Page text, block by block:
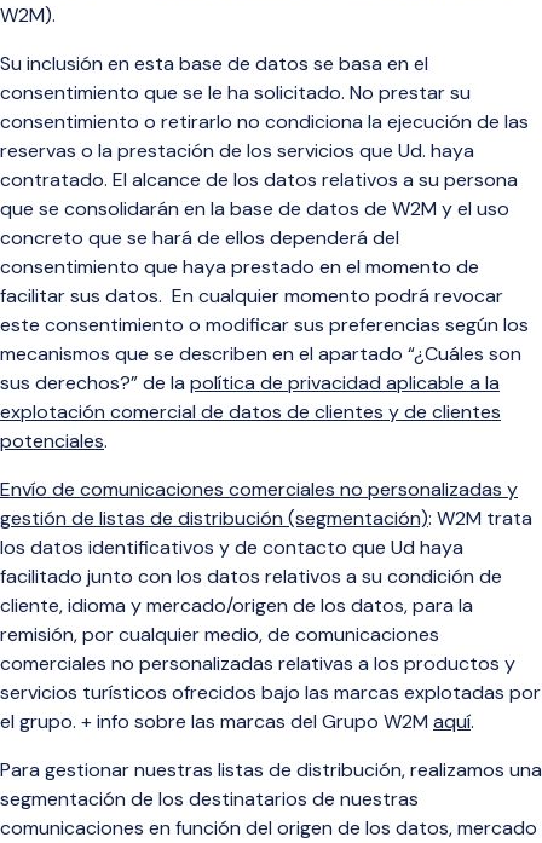
W2M).
Su inclusión en esta base de datos se basa en el
consentimiento que se le ha solicitado. No prestar su
consentimiento o retirarlo no condiciona la ejecución de las
reservas o la prestación de los servicios que Ud. haya
contratado. El alcance de los datos relativos a su persona
que se consolidarán en la base de datos de W2M y el uso
concreto que se hará de ellos dependerá del
consentimiento que haya prestado en el momento de
facilitar sus datos. En cualquier momento podrá revocar
este consentimiento o modificar sus preferencias según los
mecanismos que se describen en el apartado “¿Cuáles son
sus derechos?” de la política de privacidad aplicable a la
explotación comercial de datos de clientes y de clientes
potenciales.
Envío de comunicaciones comerciales no personalizadas y
gestión de listas de distribución (segmentación): W2M trata
los datos identificativos y de contacto que Ud haya
facilitado junto con los datos relativos a su condición de
cliente, idioma y mercado/origen de los datos, para la
remisión, por cualquier medio, de comunicaciones
comerciales no personalizadas relativas a los productos y
servicios turísticos ofrecidos bajo las marcas explotadas por
el grupo. + info sobre las marcas del Grupo W2M aquí.
Para gestionar nuestras listas de distribución, realizamos una
segmentación de los destinatarios de nuestras
comunicaciones en función del origen de los datos, mercado